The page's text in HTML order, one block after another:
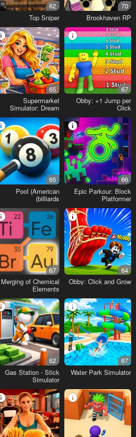
70
Brookhaven RP
62
18+
Top Sniper
67
Obby: +1 Jump per
Click
65
Supermarket
Simulator: Dream
Store
66
Epic Parkour: Block
Platformer
65
Pool (American
billiards)
64
Obby: Click and Grow
67
Merging of Chemical
Elements
67
Water Park Simulator
62
Gas Station - Stick
Simulator